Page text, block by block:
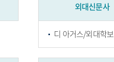
외대신문사
디 아거스/외대학보